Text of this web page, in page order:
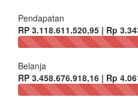
Pendapatan
RP 3.118.611.520,95 | Rp
Belanja
RP 3.458.676.918,16 | Rp